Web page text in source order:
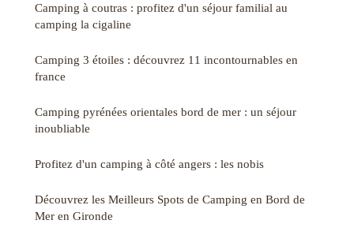
Camping à coutras : profitez d'un séjour familial au
camping la cigaline
Camping 3 étoiles : découvrez 11 incontournables en
france
Camping pyrénées orientales bord de mer : un séjour
inoubliable
Profitez d'un camping à côté angers : les nobis
Découvrez les Meilleurs Spots de Camping en Bord de
Mer en Gironde